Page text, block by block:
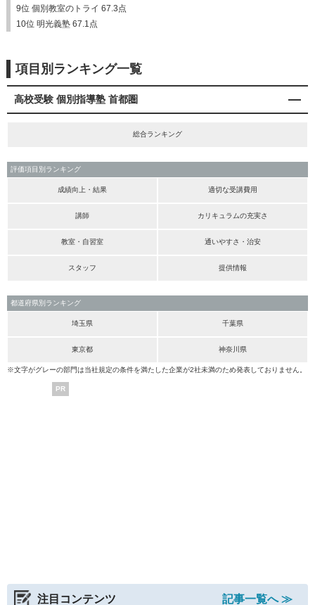
9位 個別教室のトライ 67.3点
10位 明光義塾 67.1点
項目別ランキング一覧
高校受験 個別指導塾 首都圏
総合ランキング
評価項目別ランキング
成績向上・結果 適切な受講費用
講師 カリキュラムの充実さ
教室・自習室 通いやすさ・治安
スタッフ 提供情報
都道府県別ランキング
埼玉県 千葉県
東京都 神奈川県
※文字がグレーの部門は当社規定の条件を満たした企業が2社未満のため発表しておりません。
PR
注目コンテンツ
記事一覧へ ≫